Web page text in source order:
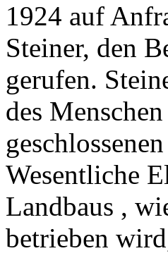
1924 auf
Steiner, den
gerufen.
des
Wesentliche
Landbaus ,
betrieben